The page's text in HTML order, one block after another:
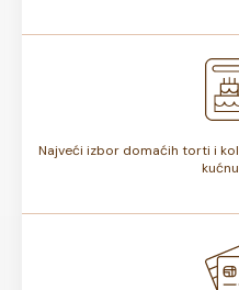
Najveći izbor domaćih torti i